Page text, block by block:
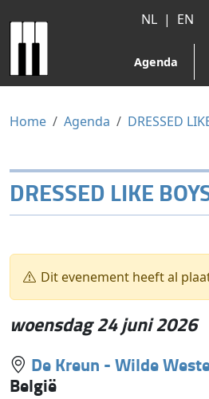
NL | EN
Agenda
Home Agenda DRESSED
DRESSED LIKE
Dit evenement heeft al
woensdag 24 juni 2026
De Kreun - Wilde
België